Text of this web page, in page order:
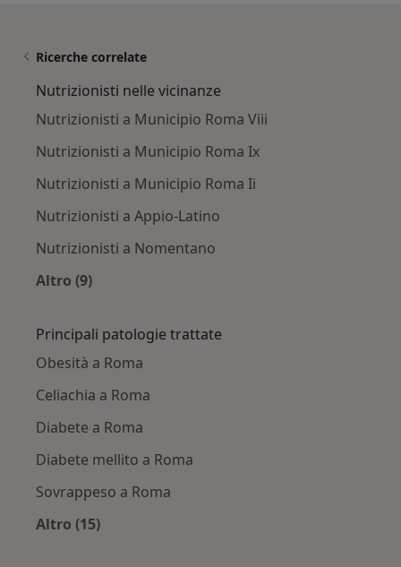
Ricerche correlate
Nutrizionisti nelle vicinanze
Nutrizionisti a Municipio Roma Viii
Nutrizionisti a Municipio Roma Ix
Nutrizionisti a Municipio Roma Ii
Nutrizionisti a Appio-Latino
Nutrizionisti a Nomentano
Altro (9)
Principali patologie trattate
Obesità a Roma
Celiachia a Roma
Diabete a Roma
Diabete mellito a Roma
Sovrappeso a Roma
Altro (15)